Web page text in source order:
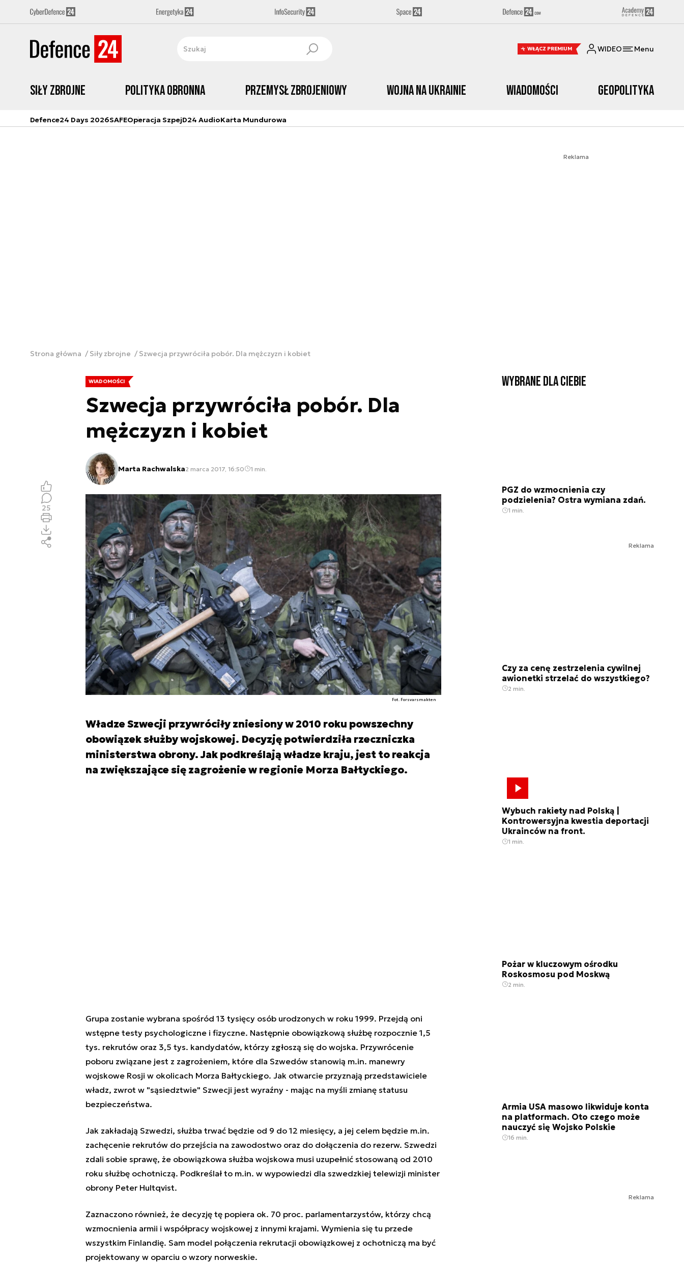
WŁĄCZ PREMIUM WIDEO Menu
Siły zbrojne Polityka obronna Przemysł Zbrojeniowy Wojna na Ukrainie Wiadomości Geopolityka
Defence24 Days 2026SAFEOperacja SzpejD24 AudioKarta Mundurowa
Reklama
Strona główna Siły zbrojne Szwecja przywróciła pobór. Dla mężczyzn i kobiet
WIADOMOŚCI
Szwecja przywróciła pobór. Dla
mężczyzn i kobiet
Marta Rachwalska2 marca 2017, 16:50 1 min.
Fot. Forsvarsmakten
Władze Szwecji przywróciły zniesiony w 2010 roku powszechny
obowiązek służby wojskowej. Decyzję potwierdziła rzeczniczka
ministerstwa obrony. Jak podkreślają władze kraju, jest to reakcja
na zwiększające się zagrożenie w regionie Morza Bałtyckiego.
25
Grupa zostanie wybrana spośród 13 tysięcy osób urodzonych w roku 1999. Przejdą oni
wstępne testy psychologiczne i fizyczne. Następnie obowiązkową służbę rozpocznie 1,5
tys. rekrutów oraz 3,5 tys. kandydatów, którzy zgłoszą się do wojska. Przywrócenie
poboru związane jest z zagrożeniem, które dla Szwedów stanowią m.in. manewry
wojskowe Rosji w okolicach Morza Bałtyckiego. Jak otwarcie przyznają przedstawiciele
władz, zwrot w "sąsiedztwie" Szwecji jest wyraźny - mając na myśli zmianę statusu
bezpieczeństwa.
Jak zakładają Szwedzi, służba trwać będzie od 9 do 12 miesięcy, a jej celem będzie m.in.
zachęcenie rekrutów do przejścia na zawodostwo oraz do dołączenia do rezerw. Szwedzi
zdali sobie sprawę, że obowiązkowa służba wojskowa musi uzupełnić stosowaną od 2010
roku służbę ochotniczą. Podkreślał to m.in. w wypowiedzi dla szwedzkiej telewizji minister
obrony Peter Hultqvist.
Zaznaczono również, że decyzję tę popiera ok. 70 proc. parlamentarzystów, którzy chcą
wzmocnienia armii i współpracy wojskowej z innymi krajami. Wymienia się tu przede
wszystkim Finlandię. Sam model połączenia rekrutacji obowiązkowej z ochotniczą ma być
projektowany w oparciu o wzory norweskie.
Wybrane dla Ciebie
PGZ do wzmocnienia czy
podzielenia? Ostra wymiana zdań.
1 min.
Reklama
Czy za cenę zestrzelenia cywilnej
awionetki strzelać do wszystkiego?
2 min.
Wybuch rakiety nad Polską |
Kontrowersyjna kwestia deportacji
Ukrainców na front.
1 min.
Pożar w kluczowym ośrodku
Roskosmosu pod Moskwą
2 min.
Armia USA masowo likwiduje konta
na platformach. Oto czego może
nauczyć się Wojsko Polskie
16 min.
Reklama